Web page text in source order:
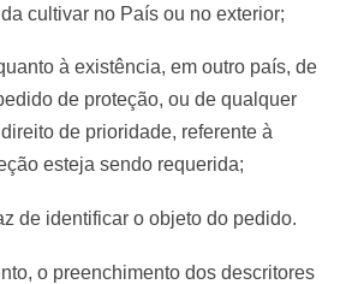
cultivar no País ou no exterior;
à existência, em outro país, de
de proteção, ou de qualquer
de prioridade, referente à
esteja sendo requerida;
de identificar o objeto do pedido.
o preenchimento dos descritores